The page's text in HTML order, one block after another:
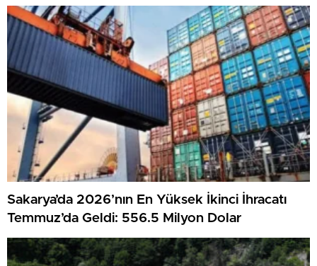
Sakarya’da 2026’nın En Yüksek İkinci İhracatı
Temmuz’da Geldi: 556.5 Milyon Dolar